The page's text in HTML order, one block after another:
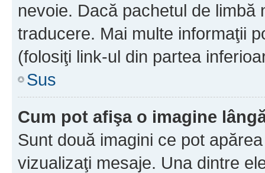
nevoie. Dacă pachetul de
traducere. Mai multe informaţii
(folosiţi link-ul din partea
Sus
Cum pot afişa o imagine
Sunt două imagini ce pot
vizualizaţi mesaje. Una dintre